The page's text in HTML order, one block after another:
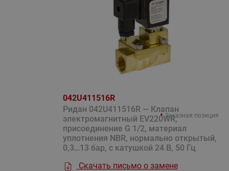
042U411516R
Ридан 042U411516R — Клапан
электромагнитный EV220WR,
присоединение G 1/2, материал
уплотнения NBR, нормально открытый,
0,3…13 бар, с катушкой 24 В, 50 Гц
Скачать письмо о замене
Заказная позиция